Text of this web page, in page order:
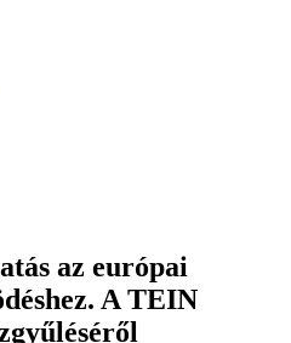
az európai
A TEIN